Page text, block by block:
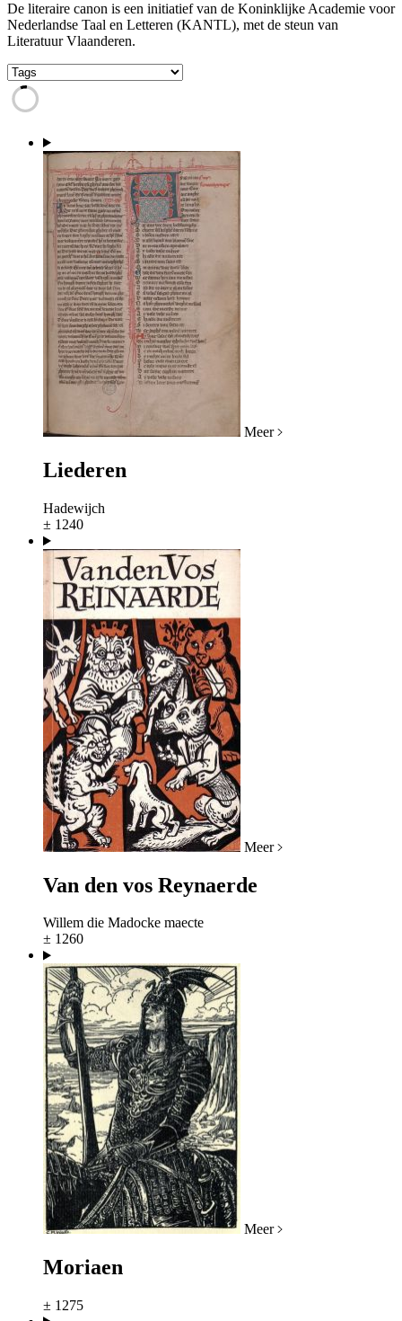
De literaire canon is een initiatief van de Koninklijke Academie voor
Nederlandse Taal en Letteren (KANTL), met de steun van
Literatuur Vlaanderen.
Meer
Liederen
Hadewijch
± 1240
Meer
Van den vos Reynaerde
Willem die Madocke maecte
± 1260
Meer
Moriaen
± 1275